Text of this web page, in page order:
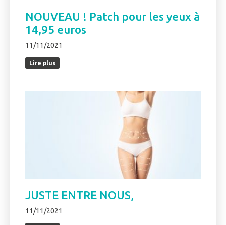
NOUVEAU ! Patch pour les yeux à
14,95 euros
11/11/2021
Lire plus
JUSTE ENTRE NOUS,
11/11/2021